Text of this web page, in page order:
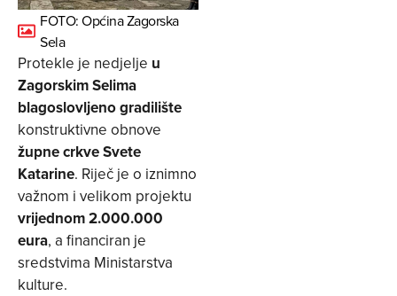
FOTO: Općina Zagorska
Sela
Protekle je nedjelje u
Zagorskim Selima
blagoslovljeno gradilište
konstruktivne obnove
župne crkve Svete
Katarine. Riječ je o iznimno
važnom i velikom projektu
vrijednom 2.000.000
eura, a financiran je
sredstvima Ministarstva
kulture.